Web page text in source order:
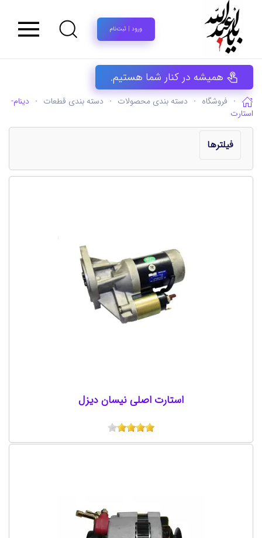
ورود | ثبت‌نام
همیشه در کنار شما هستیم.
فروشگاه دسته بندی محصولات دسته بندی قطعات
دینام-
استارت
فیلترها
استارت اصلی نیسان دیزل